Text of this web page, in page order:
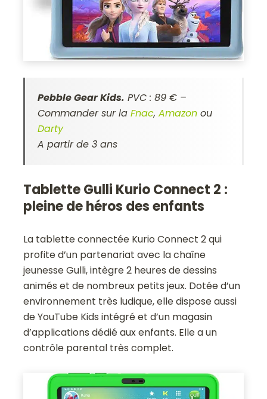
Pebble Gear Kids. PVC : 89 € –
Commander sur laFnac,Amazon ou
Darty
A partir de 3 ans
Tablette Gulli Kurio Connect 2 :
pleine de héros des enfants
La tablette connectée Kurio Connect 2 qui
profite d’un partenariat avec la chaîne
jeunesse Gulli, intègre 2 heures de dessins
animés et de nombreux petits jeux. Dotée d’un
environnement très ludique, elle dispose aussi
de YouTube Kids intégré et d’un magasin
d’applications dédié aux enfants. Elle a un
contrôle parental très complet.